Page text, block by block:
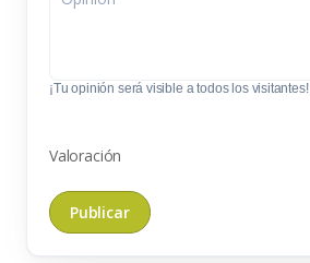
¡Tu opinión será visible a todos los visitantes!
Valoración